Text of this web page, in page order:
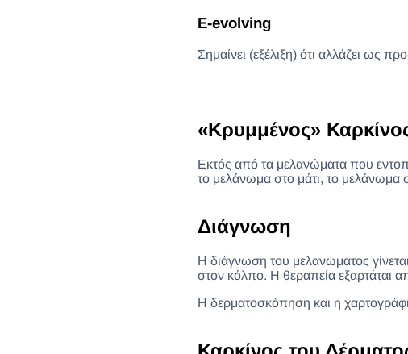
E-evolving
Σημαίνει (εξέλιξη) ότι αλλάζει ως
«Κρυμμένος»
Εκτός από τα μελανώματα που
το μελάνωμα στο μάτι, το μελάνωμα
Διάγνωση
Η διάγνωση του μελανώματος
στον κόλπο. Η θεραπεία εξαρτάται
Η δερματοσκόπηση και η